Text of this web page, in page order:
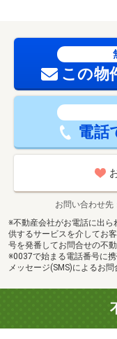
この物
電話
お問い合わせ先
※不動産会社がお電話に出ら
供するサービスを介してお
号を発番してお問合せの不
※0037で始まる電話番号に
メッセージ(SMS)によるお